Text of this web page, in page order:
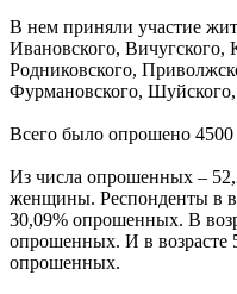
В нем приняли участие
Ивановского, Вичугского,
Родниковского,
Фурмановского,
Всего было опрошено 4500
Из числа опрошенных –
женщины. Респонденты в
30,09% опрошенных. В
опрошенных. И в возрасте
опрошенных.